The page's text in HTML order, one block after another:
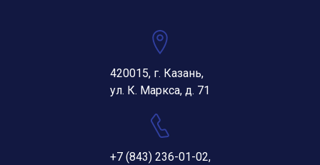
420015, г. Казань,
ул. К. Маркса, д. 71
+7 (843) 236-01-02,